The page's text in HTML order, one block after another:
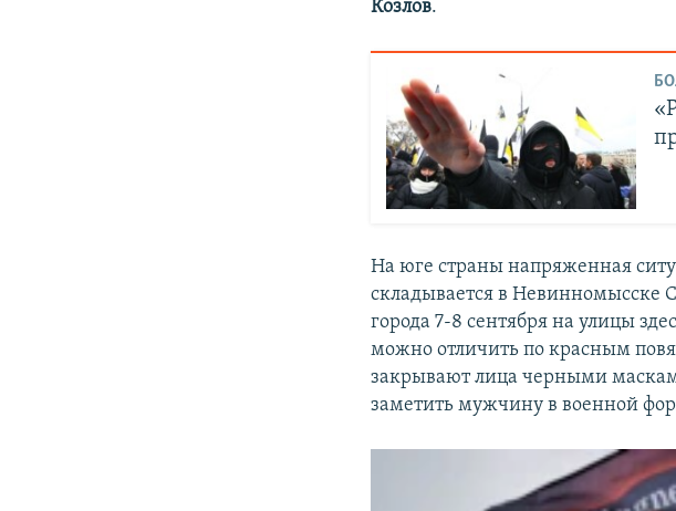
Козлов.
На юге страны напряженная
складывается в Невинномысске
города 7-8 сентября на улицы
можно отличить по красным
закрывают лица черными
заметить мужчину в военной